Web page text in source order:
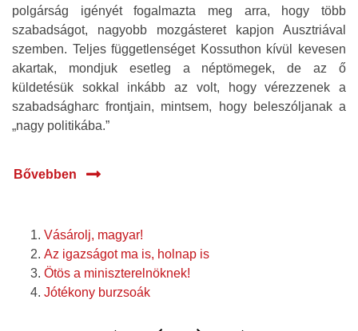
polgárság igényét fogalmazta meg arra, hogy több
szabadságot, nagyobb mozgásteret kapjon Ausztriával
szemben. Teljes függetlenséget Kossuthon kívül kevesen
akartak, mondjuk esetleg a néptömegek, de az ő
küldetésük sokkal inkább az volt, hogy vérezzenek a
szabadságharc frontjain, mintsem, hogy beleszóljanak a
„nagy politikába.”
Bővebben
Vásárolj, magyar!
Az igazságot ma is, holnap is
Ötös a miniszterelnöknek!
Jótékony burzsoák